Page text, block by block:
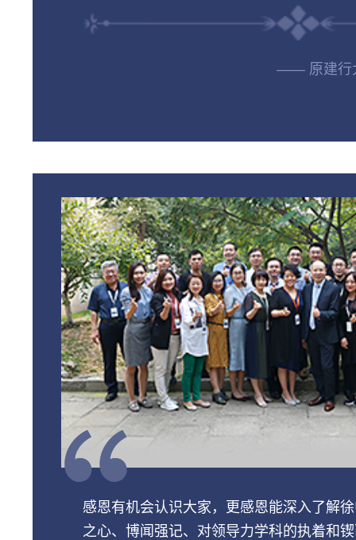
—— 原建行
感恩有机会认识大家，更感恩能深入了解
之心、博闻强记、对领导力学科的执着和